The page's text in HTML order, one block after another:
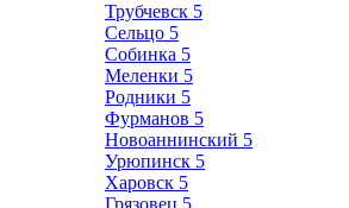
Трубчевск 5
Сельцо 5
Собинка 5
Меленки 5
Родники 5
Фурманов 5
Новоаннинский 5
Урюпинск 5
Харовск 5
Грязовец 5